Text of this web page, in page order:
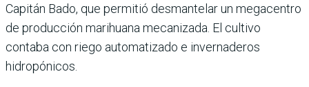
Capitán Bado, que permitió desmantelar un megacentro
de producción marihuana mecanizada. El cultivo
contaba con riego automatizado e invernaderos
hidropónicos.